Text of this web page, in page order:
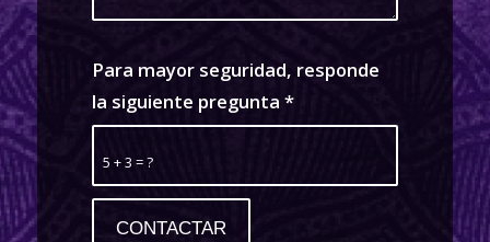
5 + 3 = ?
Para mayor seguridad, responde
la siguiente pregunta *